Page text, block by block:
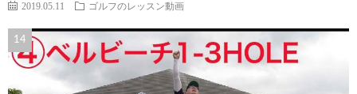
2019.05.11 ゴルフのレッスン動画